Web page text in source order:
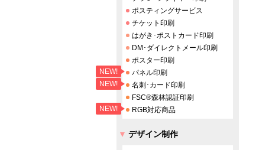
ポスティングサービス
チケット印刷
はがき･ポストカード印刷
DM･ダイレクトメール印刷
ポスター印刷
NEW! パネル印刷
NEW!
名刺･カード印刷
FSC®森林認証印刷
NEW! RGB対応商品
デザイン制作